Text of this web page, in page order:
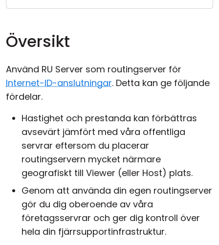
Översikt
Använd RU Server som routingserver för
Internet-ID-anslutningar. Detta kan ge följande
fördelar.
Hastighet och prestanda kan förbättras
avsevärt jämfört med våra offentliga
servrar eftersom du placerar
routingservern mycket närmare
geografiskt till Viewer (eller Host) plats.
Genom att använda din egen routingserver
gör du dig oberoende av våra
företagsservrar och ger dig kontroll över
hela din fjärrsupportinfrastruktur.